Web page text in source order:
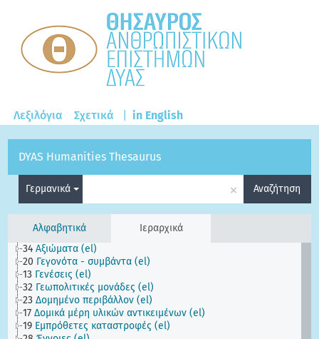
in English
Λεξιλόγια Σχετικά
DYAS Humanities Thesaurus
Γερμανικά × Αναζήτηση
Αλφαβητικά
Ιεραρχικά
34 Αξιώματα (el)
20 Γεγονότα - συμβάντα (el)
13 Γενέσεις (el)
32 Γεωπολιτικές μονάδες (el)
23 Δομημένο περιβάλλον (el)
17 Δομικά μέρη υλικών αντικειμένων (el)
19 Εμπρόθετες καταστροφές (el)